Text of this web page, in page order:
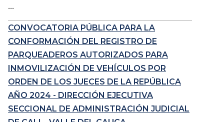
...
CONVOCATORIA PÚBLICA PARA LA
CONFORMACIÓN DEL REGISTRO DE
PARQUEADEROS AUTORIZADOS PARA
INMOVILIZACIÓN DE VEHÍCULOS POR
ORDEN DE LOS JUECES DE LA REPÚBLICA
AÑO 2024 - DIRECCIÓN EJECUTIVA
SECCIONAL DE ADMINISTRACIÓN JUDICIAL